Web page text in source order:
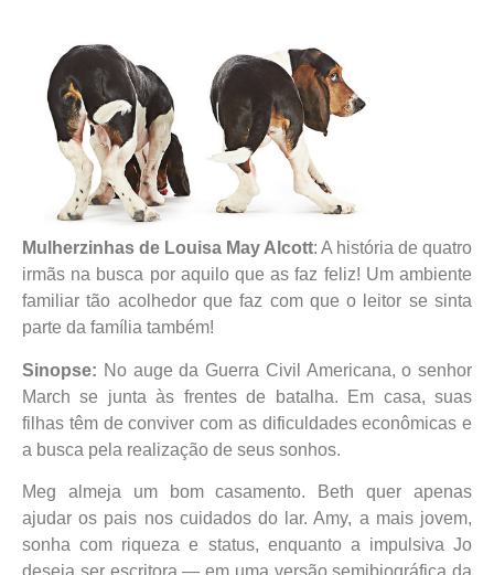
Mulherzinhas de Louisa May Alcott: A história de quatro
irmãs na busca por aquilo que as faz feliz! Um ambiente
familiar tão acolhedor que faz com que o leitor se sinta
parte da família também!
Sinopse: No auge da Guerra Civil Americana, o senhor
March se junta às frentes de batalha. Em casa, suas
filhas têm de conviver com as dificuldades econômicas e
a busca pela realização de seus sonhos.
Meg almeja um bom casamento. Beth quer apenas
ajudar os pais nos cuidados do lar. Amy, a mais jovem,
sonha com riqueza e status, enquanto a impulsiva Jo
deseja ser escritora ― em uma versão semibiográfica da